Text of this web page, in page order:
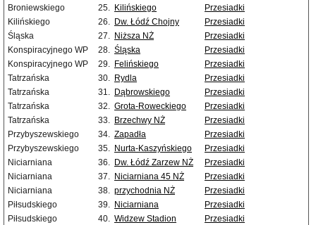
Broniewskiego
25. Kilińskiego
Przesiadki
Kilińskiego
26. Dw. Łódź Chojny
Przesiadki
Śląska
27. Niższa NŻ
Przesiadki
Konspiracyjnego WP
28. Śląska
Przesiadki
Konspiracyjnego WP
29. Felińskiego
Przesiadki
Tatrzańska
30. Rydla
Przesiadki
Tatrzańska
31. Dąbrowskiego
Przesiadki
Tatrzańska
32. Grota-Roweckiego
Przesiadki
Tatrzańska
33. Brzechwy NŻ
Przesiadki
Przybyszewskiego
34. Zapadła
Przesiadki
Przybyszewskiego
35. Nurta-Kaszyńskiego
Przesiadki
Niciarniana
36. Dw. Łódź Zarzew NŻ
Przesiadki
Niciarniana
37. Niciarniana 45 NŻ
Przesiadki
Niciarniana
38. przychodnia NŻ
Przesiadki
Piłsudskiego
39. Niciarniana
Przesiadki
Piłsudskiego
40. Widzew Stadion
Przesiadki